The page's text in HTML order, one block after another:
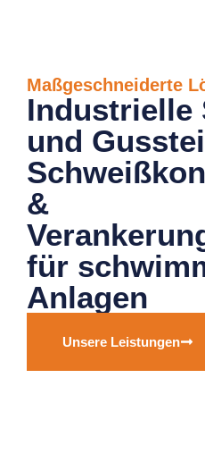
Maßgeschneiderte
Industrielle
und
&
für
Anlagen
Unsere Leistungen